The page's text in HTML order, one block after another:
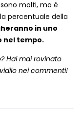
molti, ma è
percentuale della
in uno
nel tempo.
Hai mai rovinato
nei commenti!